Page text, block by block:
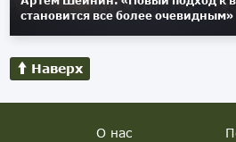
становится все более очевидным»
Наверх
О нас